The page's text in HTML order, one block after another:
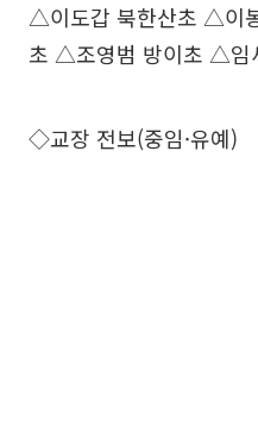
△이도갑 북한산초 △이
초 △조영범 방이초 △임
◇교장 전보(중임·유예)